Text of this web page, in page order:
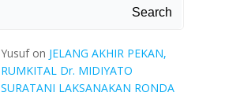
Search
Yusufon JELANG AKHIR PEKAN,
RUMKITAL Dr. MIDIYATO
SURATANI LAKSANAKAN RONDA